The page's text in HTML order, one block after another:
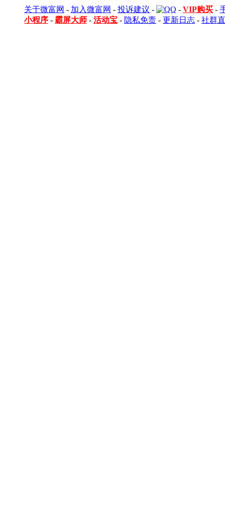
关于微富网 - 加入微富网 - 投诉建议 - - VIP购买 -
小程序 - 霸屏大师 - 活动宝 - 隐私免责 - 更新日志 - 社群